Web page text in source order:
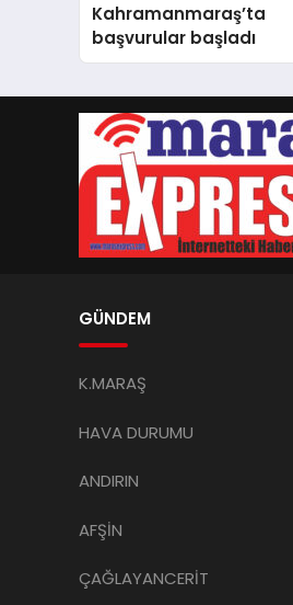
Kahramanmaraş’ta
başvurular başladı
GÜNDEM
K.MARAŞ
HAVA DURUMU
ANDIRIN
AFŞİN
ÇAĞLAYANCERİT